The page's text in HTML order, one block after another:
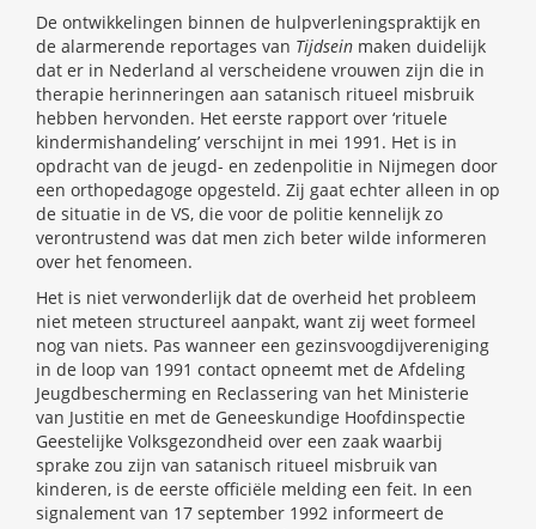
De ontwikkelingen binnen de hulpverleningspraktijk en
de alarmerende reportages van Tijdsein maken duidelijk
dat er in Nederland al verscheidene vrouwen zijn die in
therapie herinneringen aan satanisch ritueel misbruik
hebben hervonden. Het eerste rapport over ‘rituele
kindermishandeling’ verschijnt in mei 1991. Het is in
opdracht van de jeugd- en zedenpolitie in Nijmegen door
een orthopedagoge opgesteld. Zij gaat echter alleen in op
de situatie in de VS, die voor de politie kennelijk zo
verontrustend was dat men zich beter wilde informeren
over het fenomeen.
Het is niet verwonderlijk dat de overheid het probleem
niet meteen structureel aanpakt, want zij weet formeel
nog van niets. Pas wanneer een gezinsvoogdijvereniging
in de loop van 1991 contact opneemt met de Afdeling
Jeugdbescherming en Reclassering van het Ministerie
van Justitie en met de Geneeskundige Hoofdinspectie
Geestelijke Volksgezondheid over een zaak waarbij
sprake zou zijn van satanisch ritueel misbruik van
kinderen, is de eerste officiële melding een feit. In een
signalement van 17 september 1992 informeert de